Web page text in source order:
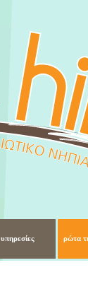
υπηρεσίες ρώτα